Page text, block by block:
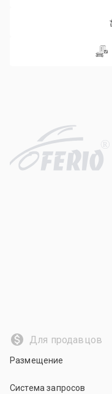
R
Для продавцов
Размещение
Система запросов